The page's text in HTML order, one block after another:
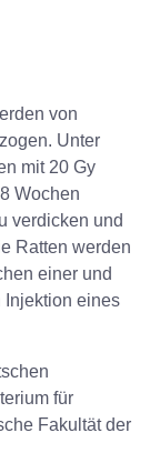
von
Unter
mit 20 Gy
Wochen
verdicken und
Ratten werden
einer und
Injektion eines
für
Fakultät der